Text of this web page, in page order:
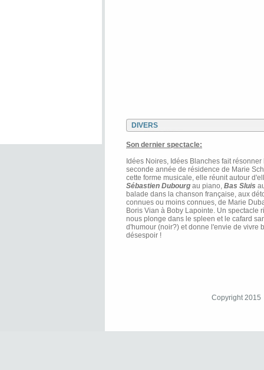
DIVERS
Son dernier spectacle:
Idées Noires, Idées Blanches fait
seconde année de résidence de Marie
cette forme musicale, elle réunit autour
Sébastien Dubourg au piano, Bas Sluis
balade dans la chanson française, aux
connues ou moins connues, de Marie
Boris Vian à Boby Lapointe. Un spectacle
nous plonge dans le spleen et le cafard
d'humour (noir?) et donne l'envie de vivre
désespoir !
Copyright 2015